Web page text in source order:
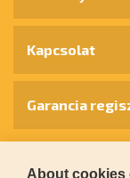
© 2026
Kapcsolat
Garancia
About cookies